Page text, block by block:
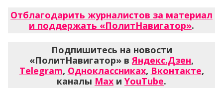
Отблагодарить журналистов за материал
и поддержать «ПолитНавигатор».
Подпишитесь на новости
«ПолитНавигатор» вЯндекс.Дзен,
Telegram, Одноклассниках, Вконтакте,
каналы Max и YouTube.